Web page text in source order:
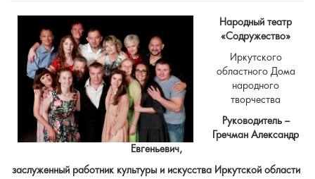
Народный театр
«Содружество»
Иркутского
областного Дома
народного
творчества
Руководитель –
Гречман Александр
Евгеньевич,
заслуженный работник культуры и искусства Иркутской области